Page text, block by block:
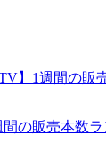
間の販売本数